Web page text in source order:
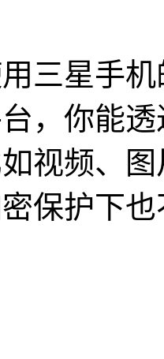
三星手
，你能
视频、
保护下